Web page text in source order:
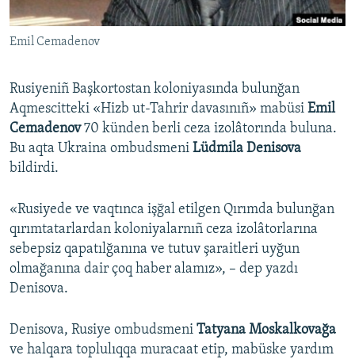
QOŞULIÑIZ!
RFE/RS bütün saytları
Emil Cemadenov
Rusiyeniñ Başkortostan koloniyasında bulunğan
Aqmescitteki «Hizb ut-Tahrir davasınıñ» mabüsi Emil
Cemadenov70 künden berli ceza izolâtorında buluna.
Bu aqta Ukraina ombudsmeni Lüdmila Denisova
bildirdi.
«Rusiyede ve vaqtınca işğal etilgen Qırımda bulunğan
qırımtatarlardan koloniyalarnıñ ceza izolâtorlarına
sebepsiz qapatılğanına ve tutuv şaraitleri uyğun
olmağanına dair çoq haber alamız», – dep yazdı
Denisova.
Denisova, Rusiye ombudsmeni Tatyana Moskalkovağa
ve halqara toplulıqqa muracaat etip, mabüske yardım